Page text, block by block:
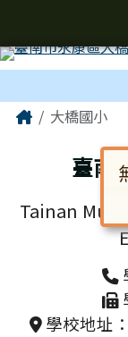
主內容區域
Home大橋國小
臺南
Tainan
學校地址
頁尾區域